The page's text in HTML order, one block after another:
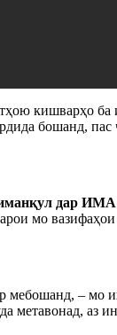
кишварҳо
бошанд,
дар ИМА
мо
–
метавонад, аз